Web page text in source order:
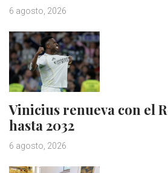
6 agosto, 2026
Vinicius renueva con el
hasta 2032
6 agosto, 2026